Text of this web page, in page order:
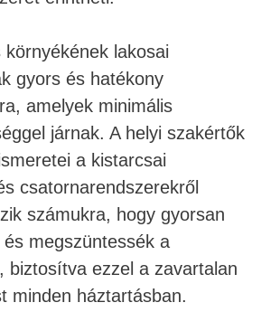
környékének lakosai
gyors és hatékony
amelyek minimális
járnak. A helyi szakértők
a kistarcsai
csatornarendszerekről
számukra, hogy gyorsan
megszüntessék a
biztosítva ezzel a zavartalan
minden háztartásban.